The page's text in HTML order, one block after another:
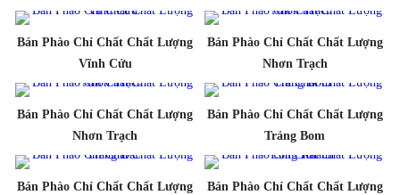
Bán Phào Chỉ Chất Chất Lượng
Vĩnh Cửu
Bán Phào Chỉ Chất Chất Lượng
Nhơn Trạch
Bán Phào Chỉ Chất Chất Lượng
Nhơn Trạch
Bán Phào Chỉ Chất Chất Lượng
Trảng Bom
Bán Phào Chỉ Chất Chất Lượng Bán Phào Chỉ Chất Chất Lượng